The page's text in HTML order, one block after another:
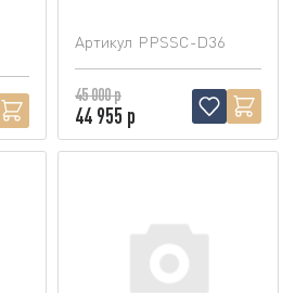
Артикул PPSSC-D36
45 000 р
44 955 р